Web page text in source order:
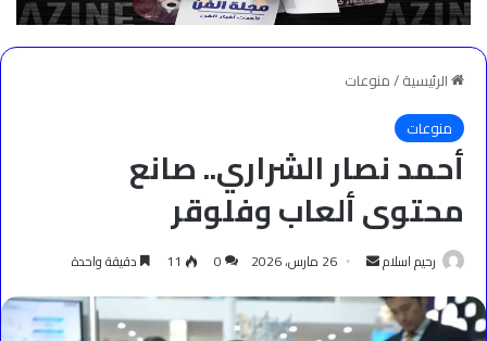
الرئيسية/منوعات
منوعات
أحمد نصار الشراري.. صانع
محتوى ألعاب وفلوقر
رحيم اسلام
أرسل 26 مارس، 2026 0
11 دقيقة واحدة